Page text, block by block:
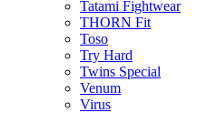
Tatami Fightwear
THORN Fit
Toso
Try Hard
Twins Special
Venum
Virus